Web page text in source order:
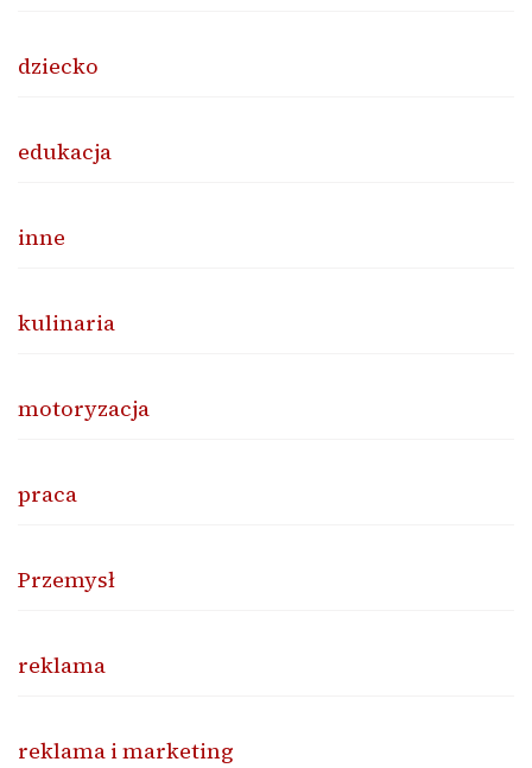
dziecko
edukacja
inne
kulinaria
motoryzacja
praca
Przemysł
reklama
reklama i marketing